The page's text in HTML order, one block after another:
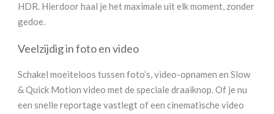
HDR. Hierdoor haal je het maximale uit elk moment, zonder
gedoe.
Veelzijdig in foto en video
Schakel moeiteloos tussen foto’s, video-opnamen en Slow
& Quick Motion video met de speciale draaiknop. Of je nu
een snelle reportage vastlegt of een cinematische video